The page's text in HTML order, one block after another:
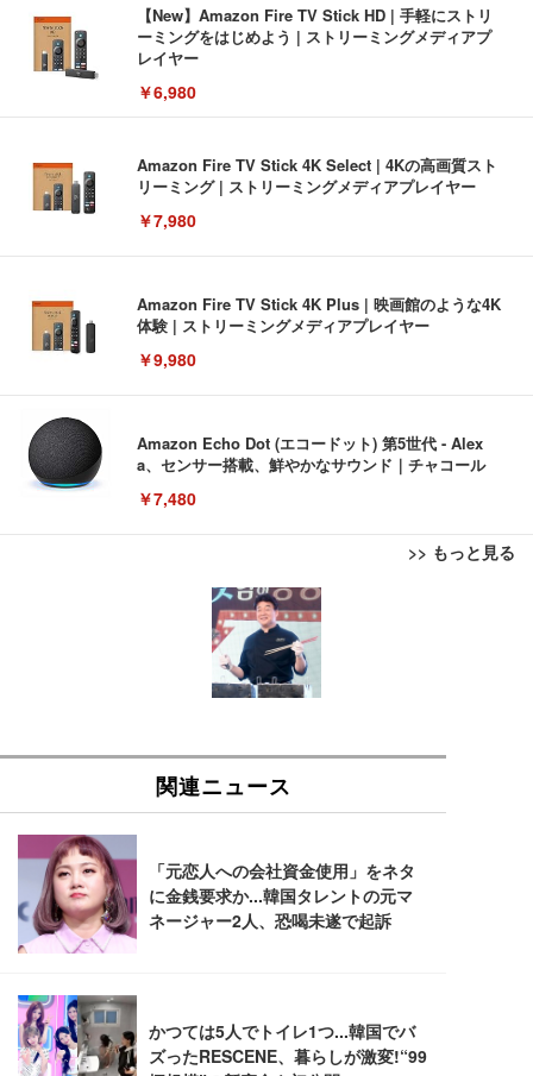
【New】Amazon Fire TV Stick HD | 手軽にストリ
ーミングをはじめよう | ストリーミングメディアプ
レイヤー
￥6,980
Amazon Fire TV Stick 4K Select | 4Kの高画質スト
リーミング | ストリーミングメディアプレイヤー
￥7,980
Amazon Fire TV Stick 4K Plus | 映画館のような4K
体験 | ストリーミングメディアプレイヤー
￥9,980
Amazon Echo Dot (エコードット) 第5世代 - Alex
a、センサー搭載、鮮やかなサウンド｜チャコール
￥7,480
>> もっと見る
[EdoErgo] オフィスチェア 椅子 テレワーク 疲れな
い 跳ね上げ式アームレスト コンパクト 約105度ロッ
キング pc 事務椅子 360度回転 座面昇降 強化ナイロ
ン樹脂ベース 通気性メッシュ 在宅ワーク H-WY01
(黒網+黒枠+黒足)
SIHOO B100 オフィスチェア／デスクチェア メッシ
ュチェア 人間工学 疲れない ブラック
￥27,999
Sezlife オフィスチェア デスクチェア 疲れない テレ
ワーク チェア 強化バックレスト 30度ロッキング機
能 人間工学 椅子 腰サポート 90度跳ね上げ式アーム
ワーク チェア 強化バックレスト 30度ロッキング機
能 人間工学 椅子 腰サポート 90度跳ね上げ式アーム
EIZO ビジネス向けプレミアムモニター | FlexScan
EV3240X-WT | 31.5型4K UHD・USB Type-C・ホワ
EV2740X-WT | 27.0型4K UHD・USB Type-C・ホワ
イト
￥109,572
【純正品】27"ゲーミングモニター DualSense 充電
フック付き（CFI-ZDM1J）
ー フルHD（1920×1080）VA 非光沢 HDMI/DisplayP
ort/VGA スピーカー内蔵 高さ調整 スイベル VESA対
Amazonベーシック ペットシーツ 薄型 レギュラー 1
回使い捨て 無香料 ホワイト 300枚
Amazonベーシック ペットシーツ 厚型 ワイド 42枚
x2袋(84枚) ホワイト(吸収面:ライトブルー)
￥3,234
ネオ・ルーライフ ネオ・オムツ L 中型犬用 26枚入
り 単品
限定】 Smart Basic アイリスオーヤマ ペットシーツ
超厚型 お徳用 ワイド 100枚入 (x 1) (ケース販売)